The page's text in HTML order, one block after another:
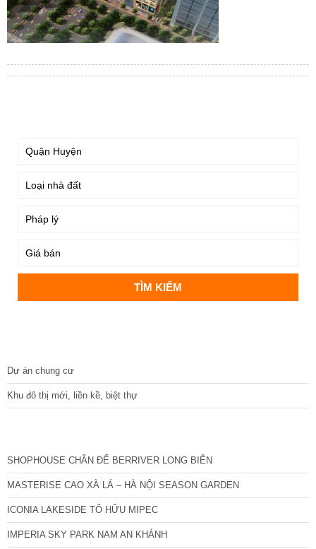
Dự án chung cư
Khu đô thị mới, liền kề, biệt thự
SHOPHOUSE CHÂN ĐẾ BERRIVER LONG BIÊN
MASTERISE CAO XÀ LÁ – HÀ NỘI SEASON GARDEN
ICONIA LAKESIDE TỐ HỮU MIPEC
IMPERIA SKY PARK NAM AN KHÁNH